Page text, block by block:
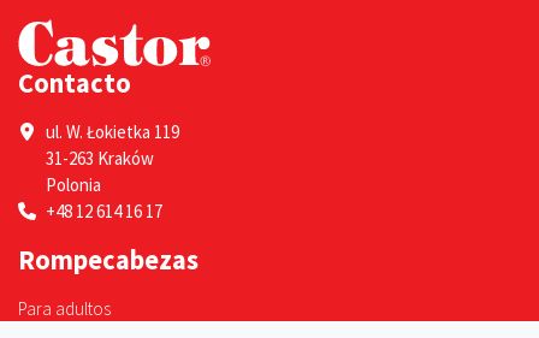
Contacto
ul. W. Łokietka 119
31-263 Kraków
Polonia
+48 12 614 16 17
Rompecabezas
Para adultos